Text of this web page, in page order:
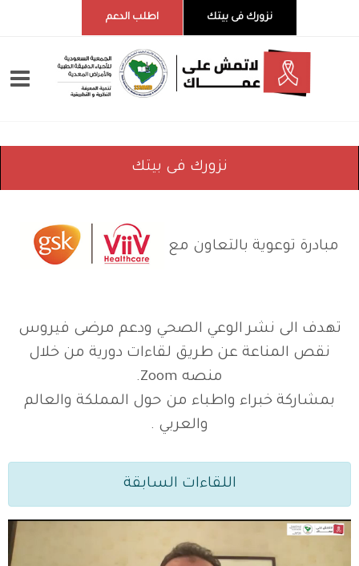
نزورك فى بيتك اطلب الدعم
نزورك فى بيتك
مبادرة توعوية بالتعاون مع
تهدف الى نشر الوعي الصحي ودعم مرضى فيروس
نقص المناعة عن طريق لقاءات دورية من خلال
منصه Zoom.
بمشاركة خبراء واطباء من حول المملكة والعالم
والعربي .
اللقاءات السابقة